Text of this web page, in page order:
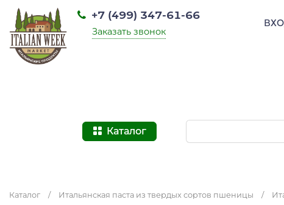
+7 (499) 347-61-66
Заказать звонок
Каталог
Каталог / Итальянская паста из твердых сортов пшеницы /